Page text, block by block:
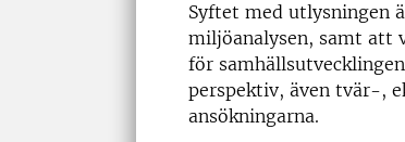
Syftet med utlysningen
miljöanalysen, samt att
för
perspektiv, även tvär-,
ansökningarna.